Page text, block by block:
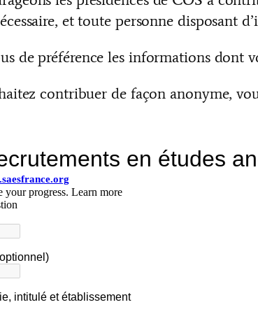
et toute personne disposant
de préférence les informations dont
contribuer de façon anonyme,